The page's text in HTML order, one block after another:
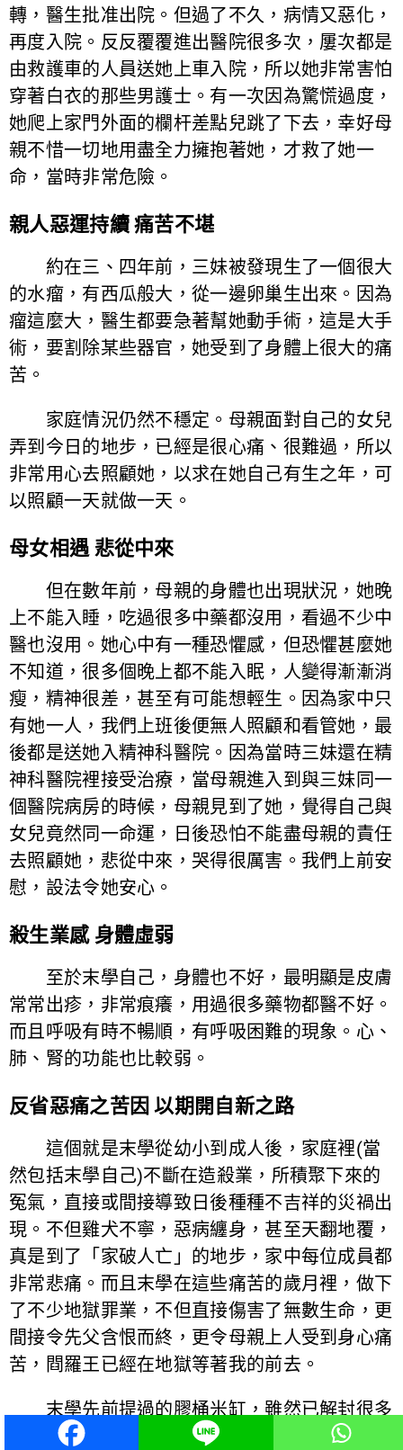
轉，醫生批准出院。但過了不久，病情又惡化，
再度入院。反反覆覆進出醫院很多次，屢次都是
由救護車的人員送她上車入院，所以她非常害怕
穿著白衣的那些男護士。有一次因為驚慌過度，
她爬上家門外面的欄杆差點兒跳了下去，幸好母
親不惜一切地用盡全力擁抱著她，才救了她一
命，當時非常危險。
親人惡運持續 痛苦不堪
約在三、四年前，三妹被發現生了一個很大
的水瘤，有西瓜般大，從一邊卵巢生出來。因為
瘤這麼大，醫生都要急著幫她動手術，這是大手
術，要割除某些器官，她受到了身體上很大的痛
苦。
家庭情況仍然不穩定。母親面對自己的女兒
弄到今日的地步，已經是很心痛、很難過，所以
非常用心去照顧她，以求在她自己有生之年，可
以照顧一天就做一天。
母女相遇 悲從中來
但在數年前，母親的身體也出現狀況，她晚
上不能入睡，吃過很多中藥都沒用，看過不少中
醫也沒用。她心中有一種恐懼感，但恐懼甚麼她
不知道，很多個晚上都不能入眠，人變得漸漸消
瘦，精神很差，甚至有可能想輕生。因為家中只
有她一人，我們上班後便無人照顧和看管她，最
後都是送她入精神科醫院。因為當時三妹還在精
神科醫院裡接受治療，當母親進入到與三妹同一
個醫院病房的時候，母親見到了她，覺得自己與
女兒竟然同一命運，日後恐怕不能盡母親的責任
去照顧她，悲從中來，哭得很厲害。我們上前安
慰，設法令她安心。
殺生業感 身體虛弱
至於末學自己，身體也不好，最明顯是皮膚
常常出疹，非常痕癢，用過很多藥物都醫不好。
而且呼吸有時不暢順，有呼吸困難的現象。心、
肺、腎的功能也比較弱。
反省惡痛之苦因 以期開自新之路
這個就是末學從幼小到成人後，家庭裡(當
然包括末學自己)不斷在造殺業，所積聚下來的
冤氣，直接或間接導致日後種種不吉祥的災禍出
現。不但雞犬不寧，惡病纏身，甚至天翻地覆，
真是到了「家破人亡」的地步，家中每位成員都
非常悲痛。而且末學在這些痛苦的歲月裡，做下
了不少地獄罪業，不但直接傷害了無數生命，更
間接令先父含恨而終，更令母親上人受到身心痛
苦，閰羅王已經在地獄等著我的前去。
末學先前提過的膠桶米缸，雖然已解封很多
年，但至今仍在家裡盛米，沒有換新。因為末學